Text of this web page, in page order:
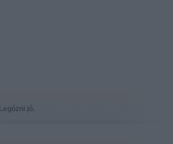
Legózni jó.